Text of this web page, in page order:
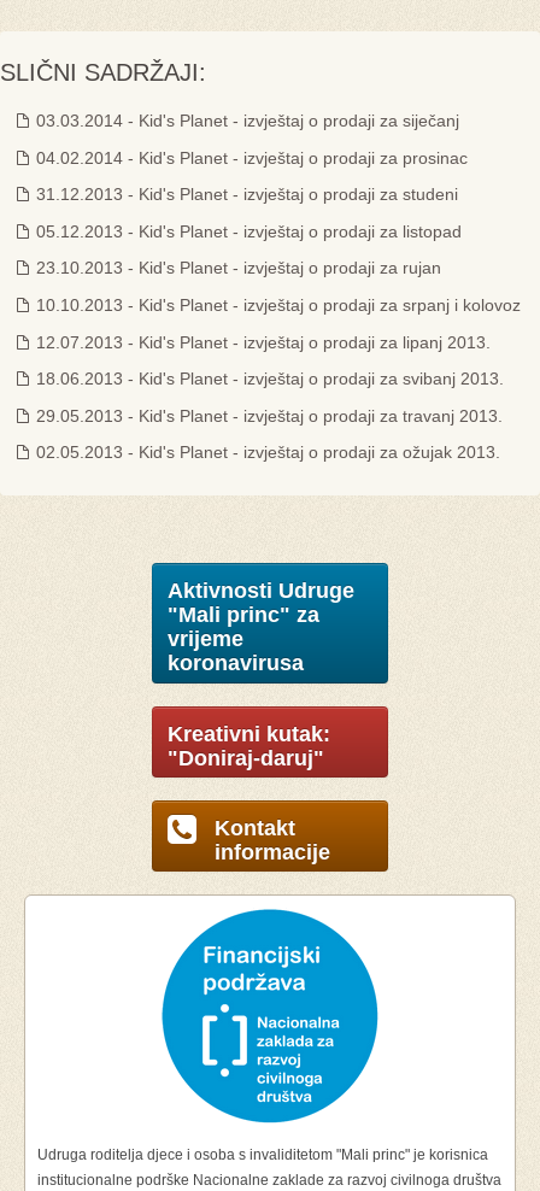
SLIČNI SADRŽAJI:
03.03.2014 - Kid's Planet - izvještaj o prodaji za siječanj
04.02.2014 - Kid's Planet - izvještaj o prodaji za prosinac
31.12.2013 - Kid's Planet - izvještaj o prodaji za studeni
05.12.2013 - Kid's Planet - izvještaj o prodaji za listopad
23.10.2013 - Kid's Planet - izvještaj o prodaji za rujan
10.10.2013 - Kid's Planet - izvještaj o prodaji za srpanj i kolovoz
12.07.2013 - Kid's Planet - izvještaj o prodaji za lipanj 2013.
18.06.2013 - Kid's Planet - izvještaj o prodaji za svibanj 2013.
29.05.2013 - Kid's Planet - izvještaj o prodaji za travanj 2013.
02.05.2013 - Kid's Planet - izvještaj o prodaji za ožujak 2013.
Aktivnosti Udruge
"Mali princ" za
vrijeme
koronavirusa
Kreativni kutak:
"Doniraj-daruj"
Kontakt
informacije
Udruga roditelja djece i osoba s invaliditetom "Mali princ" je korisnica
institucionalne podrške Nacionalne zaklade za razvoj civilnoga društva